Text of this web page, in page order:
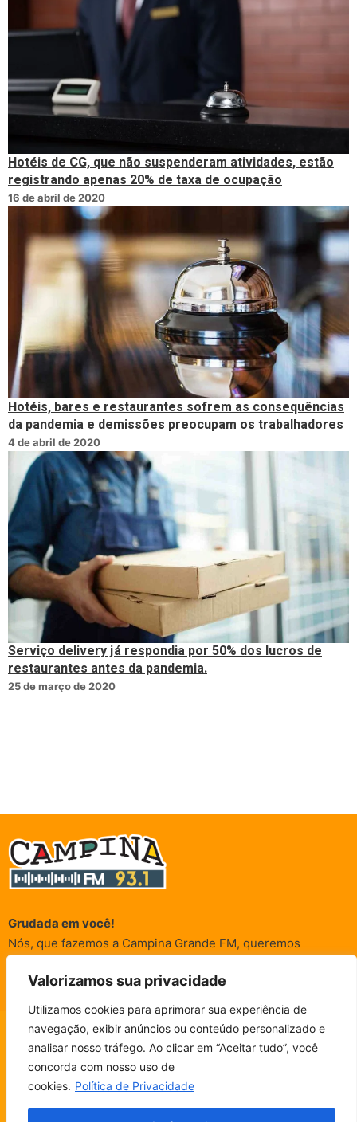
Valorizamos sua privacidade
Utilizamos cookies para aprimorar sua experiência de
navegação, exibir anúncios ou conteúdo personalizado e
analisar nosso tráfego. Ao clicar em “Aceitar tudo”, você
concorda com nosso uso de
cookies. Política de Privacidade
CAMPINA FM - AO VIVO
ESCUTE SEM PARAR!
Hotéis de CG, que não suspenderam atividades, estão
registrando apenas 20% de taxa de ocupação
16 de abril de 2020
Hotéis, bares e restaurantes sofrem as consequências
da pandemia e demissões preocupam os trabalhadores
4 de abril de 2020
Serviço delivery já respondia por 50% dos lucros de
restaurantes antes da pandemia.
25 de março de 2020
Grudada em você!
Nós, que fazemos a Campina Grande FM, queremos
acompanham sempre. É para vocês que a Rádio existe e por
vocês que as informações (informativas, de entretenimento,
promocionais e de conscientização) são realizadas.
© Campina FM 1978 – 2026. Termos de Uso
rox PublicidadeFala, ouvinte!